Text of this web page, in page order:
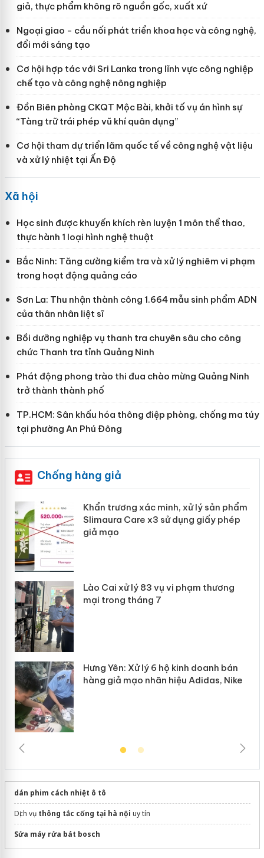
giả, thực phẩm không rõ nguồn gốc, xuất xứ
Ngoại giao - cầu nối phát triển khoa học và công nghệ,
đổi mới sáng tạo
Cơ hội hợp tác với Sri Lanka trong lĩnh vực công nghiệp
chế tạo và công nghệ nông nghiệp
Đồn Biên phòng CKQT Mộc Bài, khởi tố vụ án hình sự
“Tàng trữ trái phép vũ khí quân dụng”
Cơ hội tham dự triển lãm quốc tế về công nghệ vật liệu
và xử lý nhiệt tại Ấn Độ
Xã hội
Học sinh được khuyến khích rèn luyện 1 môn thể thao,
thực hành 1 loại hình nghệ thuật
Bắc Ninh: Tăng cường kiểm tra và xử lý nghiêm vi phạm
trong hoạt động quảng cáo
Sơn La: Thu nhận thành công 1.664 mẫu sinh phẩm ADN
của thân nhân liệt sĩ
Bồi dưỡng nghiệp vụ thanh tra chuyên sâu cho công
chức Thanh tra tỉnh Quảng Ninh
Phát động phong trào thi đua chào mừng Quảng Ninh
trở thành thành phố
TP.HCM: Sân khấu hóa thông điệp phòng, chống ma túy
tại phường An Phú Đông
Chống hàng giả
Khẩn trương xác minh, xử lý sản phẩm
Slimaura Care x3 sử dụng giấy phép
giả mạo
Lào Cai xử lý 83 vụ vi phạm thương
mại trong tháng 7
Hưng Yên: Xử lý 6 hộ kinh doanh bán
hàng giả mạo nhãn hiệu Adidas, Nike
dán phim cách nhiệt ô tô
Dịch vụ thông tắc cống tại hà nội uy tín
Sửa máy rửa bát bosch